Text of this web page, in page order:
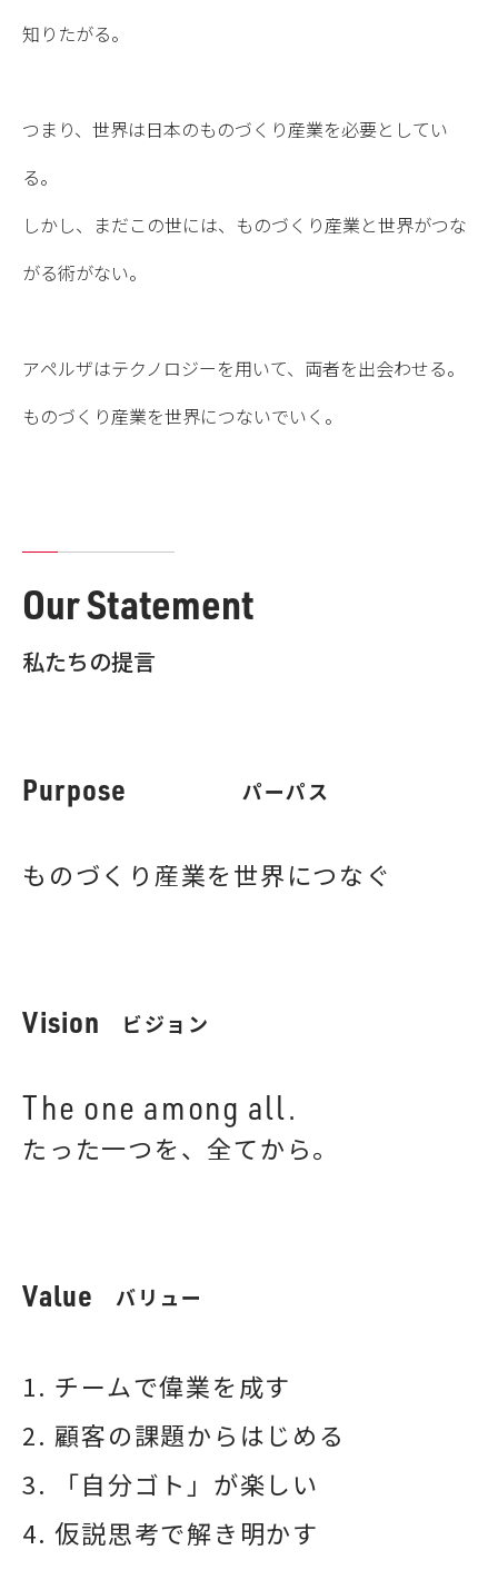
知りたがる。
つまり、世界は日本のものづくり産業を必要としてい
る。
しかし、まだこの世には、ものづくり産業と世界がつな
がる術がない。
アペルザはテクノロジーを用いて、両者を出会わせる。
ものづくり産業を世界につないでいく。
Our Statement
私たちの提言
Purpose パーパス
ものづくり産業を世界につなぐ
Vision ビジョン
The one among all.
たった一つを、全てから。
Value バリュー
1. チームで偉業を成す
2. 顧客の課題からはじめる
3. 「自分ゴト」が楽しい
4. 仮説思考で解き明かす